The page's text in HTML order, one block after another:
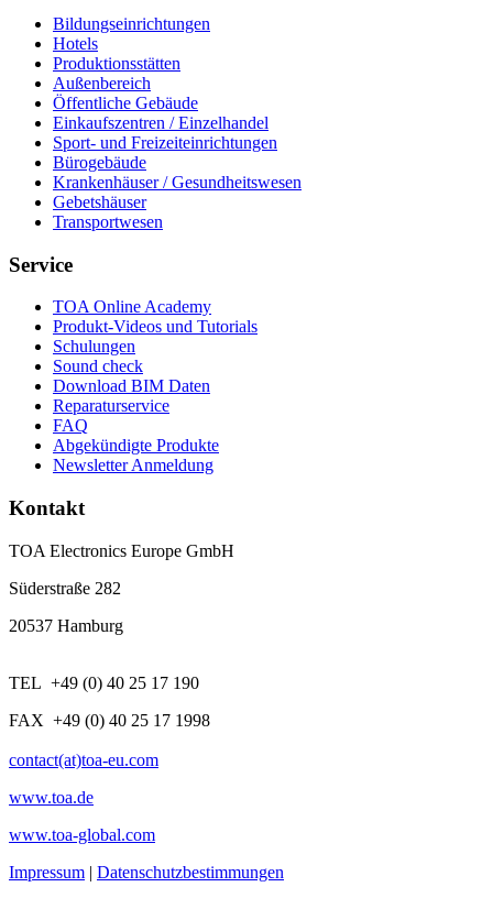
Bildungseinrichtungen
Hotels
Produktionsstätten
Außenbereich
Öffentliche Gebäude
Einkaufszentren / Einzelhandel
Sport- und Freizeiteinrichtungen
Bürogebäude
Krankenhäuser / Gesundheitswesen
Gebetshäuser
Transportwesen
Service
TOA Online Academy
Produkt-Videos und Tutorials
Schulungen
Sound check
Download BIM Daten
Reparaturservice
FAQ
Abgekündigte Produkte
Newsletter Anmeldung
Kontakt
TOA Electronics Europe GmbH
Süderstraße 282
20537 Hamburg
TEL +49 (0) 40 25 17 190
FAX +49 (0) 40 25 17 1998
contact(at)toa-eu.com
www.toa.de
www.toa-global.com
Impressum | Datenschutzbestimmungen